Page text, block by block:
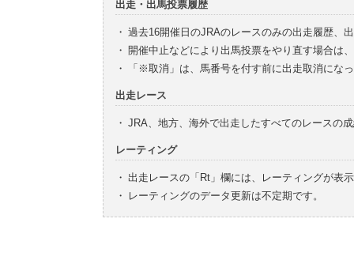
出走・出馬投票履歴
・ 過去16開催日のJRAのレースのみの出走履歴、
・ 開催中止などにより出馬投票をやり直す場合は
・
「※取消」は、馬番号を付す前に出走取消にな
出走レース
・ JRA、地方、海外で出走したすべてのレースの
レーティング
・ 出走レースの「Rt」欄には、レーティングが表
・
レーティングのデータ更新は不定期です。